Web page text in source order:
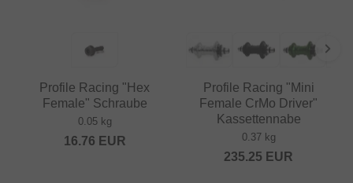
Profile Racing "Hex
Female" Schraube
0.05 kg
16.76 EUR
Profile Racing "Mini
Female CrMo Driver"
Kassettennabe
0.37 kg
235.25 EUR